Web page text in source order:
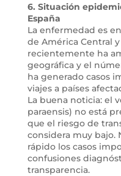
6. Situación
España
La enfermedad es
de América Central
recientemente ha
geográfica y el
ha generado casos
viajes a países
La buena noticia: el
paraensis) no está
que el riesgo de
considera muy bajo.
rápido los casos
confusiones
transparencia.